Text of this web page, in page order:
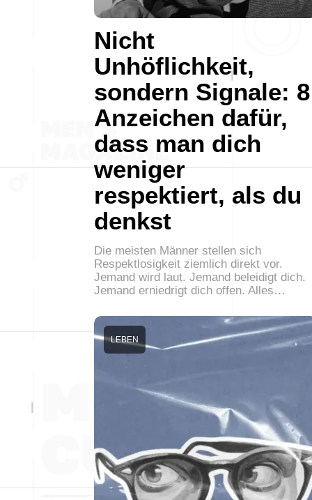
Nicht
Unhöflichkeit,
sondern Signale: 8
Anzeichen dafür,
dass man dich
weniger
respektiert, als du
denkst
Die meisten Männer stellen sich
Respektlosigkeit ziemlich direkt vor.
Jemand wird laut. Jemand beleidigt dich.
Jemand erniedrigt dich offen. Alles…
LEBEN